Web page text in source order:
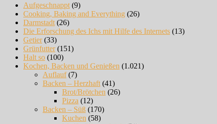
Aufgeschnappt (9)
Cooking, Baking and Everything (26)
Darmstadt (26)
Die Erforschung des Ichs mit Hilfe des Internets (13)
Getier(33)
Grünfutter(151)
Halt so (100)
Kochen, Backen und Genießen (1.021)
Auflauf(7)
Backen – Herzhaft (41)
Brot/Brötchen (26)
Pizza (12)
Backen – Süß (170)
Kuchen (58)